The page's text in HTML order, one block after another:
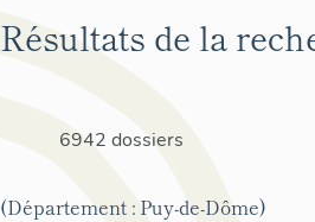
Résultats de la
6942 dossiers
(Département : Puy-de-Dôme)